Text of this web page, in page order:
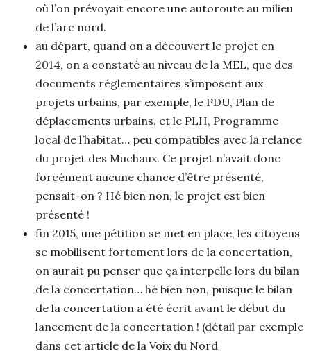
où l’on prévoyait encore une autoroute au milieu
de l’arc nord.
au départ, quand on a découvert le projet en
2014, on a constaté au niveau de la MEL, que des
documents réglementaires s’imposent aux
projets urbains, par exemple, le PDU, Plan de
déplacements urbains, et le PLH, Programme
local de l’habitat… peu compatibles avec la relance
du projet des Muchaux. Ce projet n’avait donc
forcément aucune chance d’être présenté,
pensait-on ? Hé bien non, le projet est bien
présenté !
fin 2015, une pétition se met en place, les citoyens
se mobilisent fortement lors de la concertation,
on aurait pu penser que ça interpelle lors du bilan
de la concertation… hé bien non, puisque le bilan
de la concertation a été écrit avant le début du
lancement de la concertation ! (détail par exemple
dans cet article de la Voix du Nord